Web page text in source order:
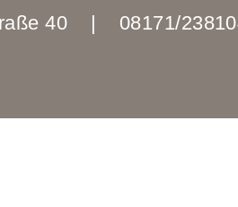
40 | 08171/